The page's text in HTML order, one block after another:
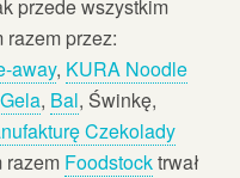
przede wszystkim
przez:
away, KURA Noodle
, Bal, Świnkę,
Czekolady
razem Foodstocktrwał